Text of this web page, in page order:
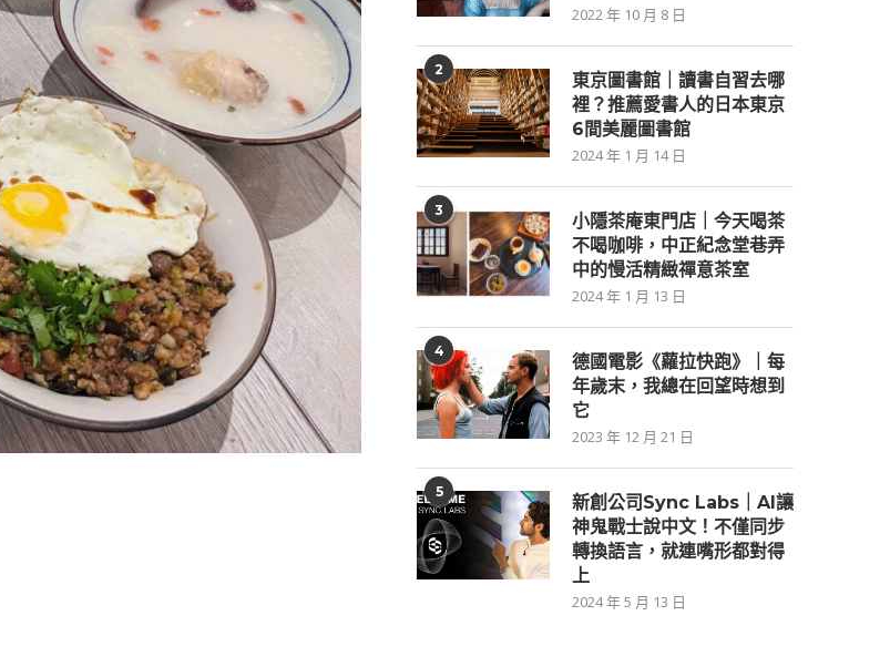
2022 年 10 月 8 日
2
東京圖書館｜讀書自習去哪
裡？推薦愛書人的日本東京
6間美麗圖書館
2024 年 1 月 14 日
3
小隱茶庵東門店｜今天喝茶
不喝咖啡，中正紀念堂巷弄
中的慢活精緻禪意茶室
2024 年 1 月 13 日
4
德國電影《蘿拉快跑》｜每
年歲末，我總在回望時想到
它
2023 年 12 月 21 日
5
新創公司Sync Labs｜AI讓
神鬼戰士說中文！不僅同步
轉換語言，就連嘴形都對得
上
2024 年 5 月 13 日